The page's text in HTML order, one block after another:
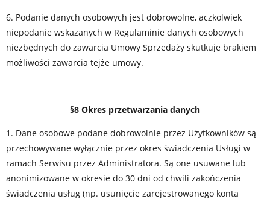
6. Podanie danych osobowych jest dobrowolne, aczkolwiek
niepodanie wskazanych w Regulaminie danych osobowych
niezbędnych do zawarcia Umowy Sprzedaży skutkuje brakiem
możliwości zawarcia tejże umowy.
§8 Okres przetwarzania danych
1. Dane osobowe podane dobrowolnie przez Użytkowników są
przechowywane wyłącznie przez okres świadczenia Usługi w
ramach Serwisu przez Administratora. Są one usuwane lub
anonimizowane w okresie do 30 dni od chwili zakończenia
świadczenia usług (np. usunięcie zarejestrowanego konta